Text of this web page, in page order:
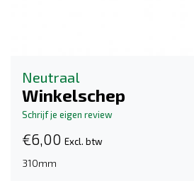
Neutraal
Winkelschep
Schrijf je eigen review
€6,00 Excl. btw
310mm